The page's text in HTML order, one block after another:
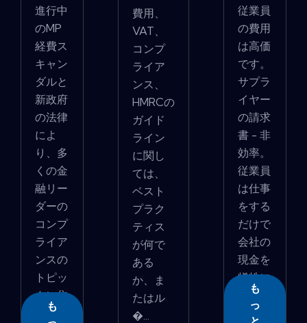
進行中
のMP
経費ス
キャン
ダルと
新政府
の法律
によ
り、多
くの金
融リー
ダーの
コンプ
ライア
ンスの
トピッ
クに焦
�...も
費用、
VAT、
コンプ
ライア
ンス、
HMRCの
ガイド
ライン
に関し
ては、
ベスト
プラク
ティス
が何で
ある
か、ま
たはル
�...
従業員
の費用
は高価
です。
サプラ
イヤー
の請求
書 - 非
効率。
従業員
は仕事
をする
だけで
会社の
現金を
犠牲に
し...も
っ